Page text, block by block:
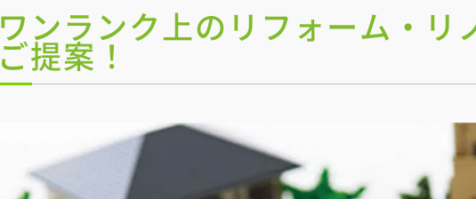
ワンランク上のリフォーム・リ
ご提案！